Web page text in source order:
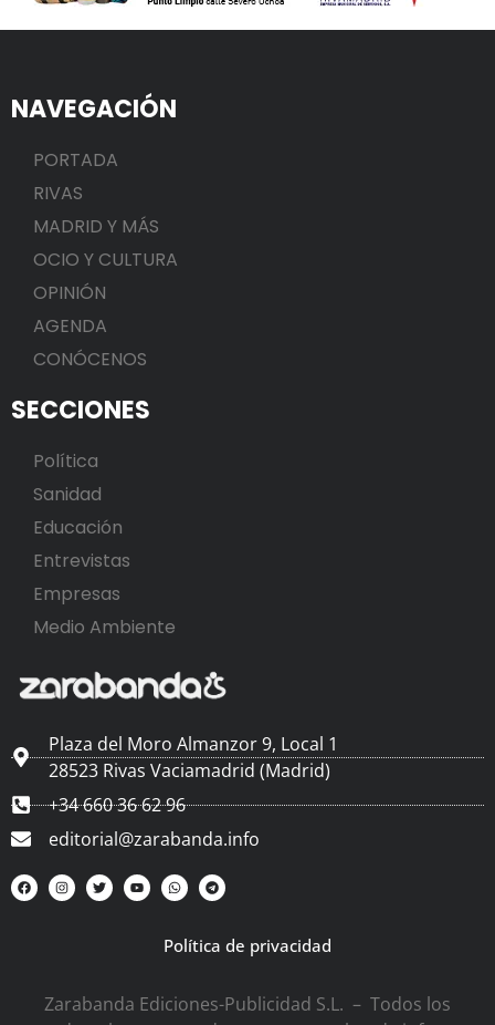
NAVEGACIÓN
PORTADA
RIVAS
MADRID Y MÁS
OCIO Y CULTURA
OPINIÓN
AGENDA
CONÓCENOS
SECCIONES
Política
Sanidad
Educación
Entrevistas
Empresas
Medio Ambiente
Plaza del Moro Almanzor 9, Local 1
28523 Rivas Vaciamadrid (Madrid)
+34 660 36 62 96
editorial@zarabanda.info
Política de privacidad
Zarabanda Ediciones-Publicidad S.L. – Todos los